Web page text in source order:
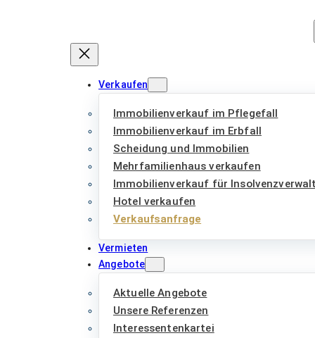
Verkaufen
Immobilienverkauf im Pflegefall
Immobilienverkauf im Erbfall
Scheidung und Immobilien
Mehrfamilienhaus verkaufen
Immobilienverkauf für
Hotel verkaufen
Verkaufsanfrage
Vermieten
Angebote
Aktuelle Angebote
Unsere Referenzen
Interessentenkartei